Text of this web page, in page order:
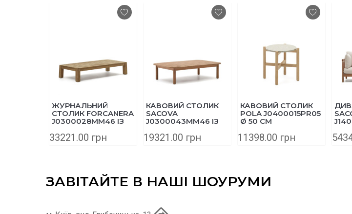
ЖУРНАЛЬНИЙ
СТОЛИК FORCANERA
J0300028MM46 ІЗ
150X71 СМ
33221.00 грн
КАВОВИЙ СТОЛИК
SACOVA
J0300043MM46 ІЗ
140Х89 СМ
19321.00 грн
КАВОВИЙ СТОЛИК
POLA J0400015PR05
Ø 50 СМ
11398.00 грн
195 СМ
ЗАВІТАЙТЕ В НАШІ ШОУРУМИ